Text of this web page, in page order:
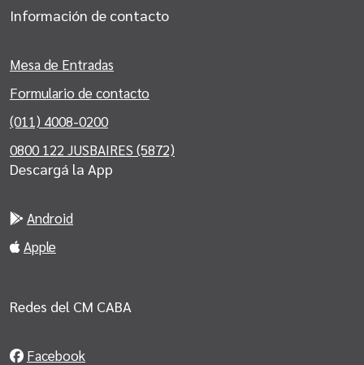
Información de contacto
Mesa de Entradas
Formulario de contacto
(011) 4008-0200
0800 122 JUSBAIRES (5872)
Descargá la App
Android
Apple
Redes del CM CABA
Facebook